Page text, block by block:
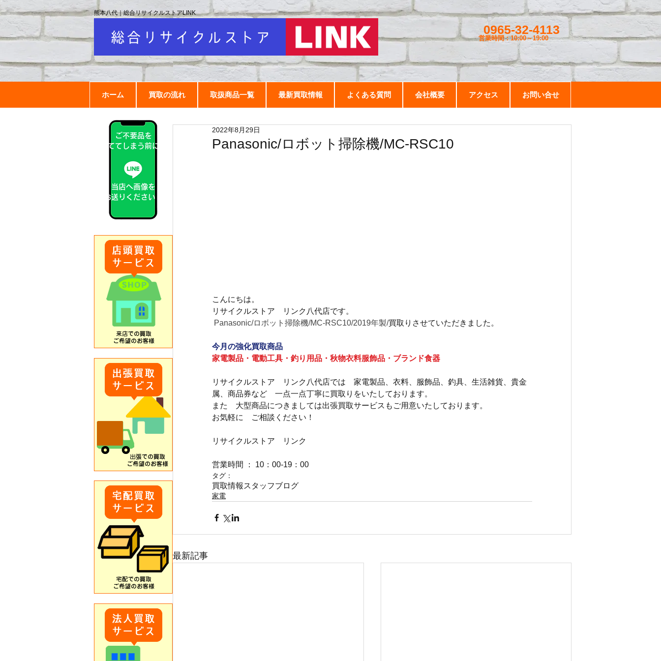
0965-32-4113
営業時間：10:00～19:00
ホーム 買取の流れ 取扱商品一覧 最新買取情報 よくある質問 会社概要 アクセス お問い合せ
熊本八代｜総合リサイクルストアLINK
Panasonic/ロボット掃除機/MC-RSC10
2022年8月29日
こんにちは。
リサイクルストア　リンク八代店です。
Panasonic/ロボット掃除機/MC-RSC10/2019年製/買取りさせていただきました。
今月の強化買取商品
家電製品・電動工具・釣り用品・秋物衣料服飾品・ブランド食器
リサイクルストア　リンク八代店では　家電製品、衣料、服飾品、釣具、生活雑貨、貴金
属、商品券など　一点一点丁寧に買取りをいたしております。
また　大型商品につきましては出張買取サービスもご用意いたしております。
お気軽に　ご相談ください！
リサイクルストア　リンク
営業時間 ： 10：00-19：00
タグ：
買取情報 スタッフブログ
家電
最新記事
ご不要品を
捨ててしまう前に！
当店へ画像を
お送りください！